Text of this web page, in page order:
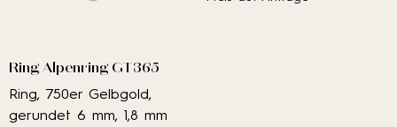
Ring Alpenring GT365
Ring, 750er Gelbgold,
gerundet 6 mm, 1,8 mm